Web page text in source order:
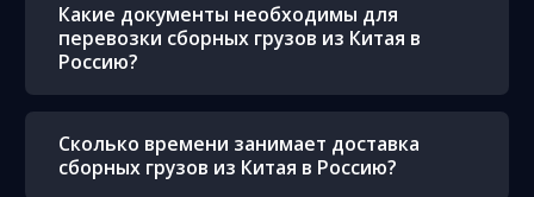
Какие документы необходимы для
перевозки сборных грузов из Китая в
Россию?
Сколько времени занимает доставка
сборных грузов из Китая в Россию?